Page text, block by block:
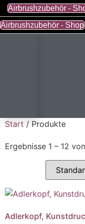
Airbrushzubehör -
Airbrushzubehör - Shop
Start / Produkte
Ergebnisse 1 – 12
Adlerkopf,